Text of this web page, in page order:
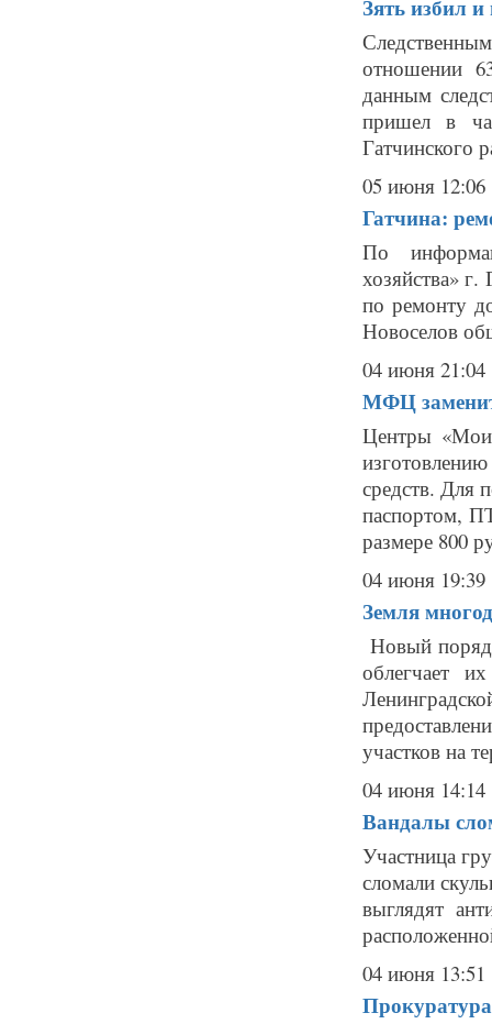
Зять избил
отношении
данным
пришел в
Гатчинского
05 июня 12:06
Гатчина:
По
хозяйства»
по ремонту
Новоселов
04 июня 21:04
МФЦ
Центры «Мои
средств. Для
паспортом,
размере 800
04 июня 19:39
Земля
Новый
облегчает
участков на
04 июня 14:14
Вандалы
Участница
сломали
выглядят
04 июня 13:51
Прокуратура